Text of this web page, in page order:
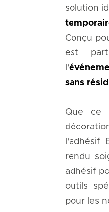
solution
Conçu
est
l'
sans
Que ce
l'adhésif
rendu
adhésif
outils
pour les